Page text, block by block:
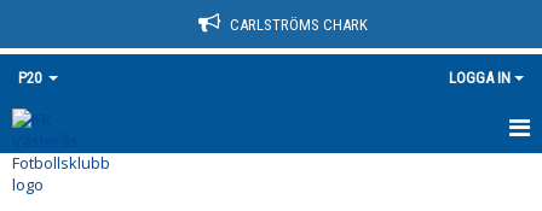
CARLSTRÖMS CHARK
P20 LOGGA IN
HEM